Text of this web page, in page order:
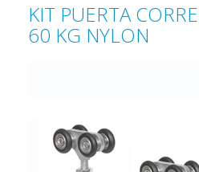
KIT PUERTA
60 KG NYLON